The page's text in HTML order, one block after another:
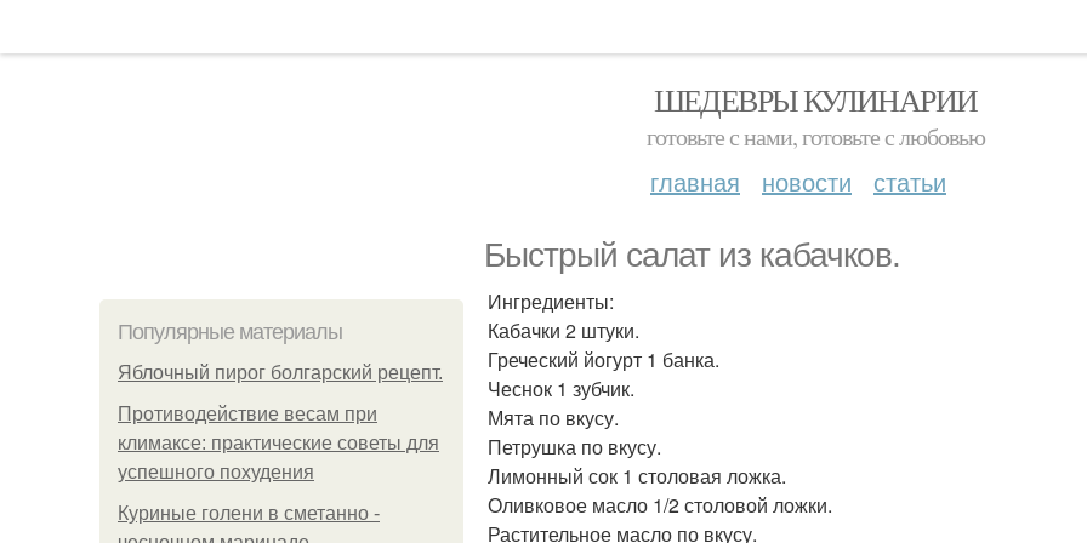
ШЕДЕВРЫ КУЛИНАРИИ
готовьте с нами, готовьте с любовью
главная новости статьи
Быстрый салат из кабачков.
Популярные материалы
Яблочный пирог болгарский рецепт.
Противодействие весам при
климаксе: практические советы для
успешного похудения
Куриные голени в сметанно -
Ингредиенты:
Кабачки 2 штуки.
Греческий йогурт 1 банка.
Чеснок 1 зубчик.
Мята по вкусу.
Петрушка по вкусу.
Лимонный сок 1 столовая ложка.
Оливковое масло 1/2 столовой ложки.
Растительное масло по вкусу.